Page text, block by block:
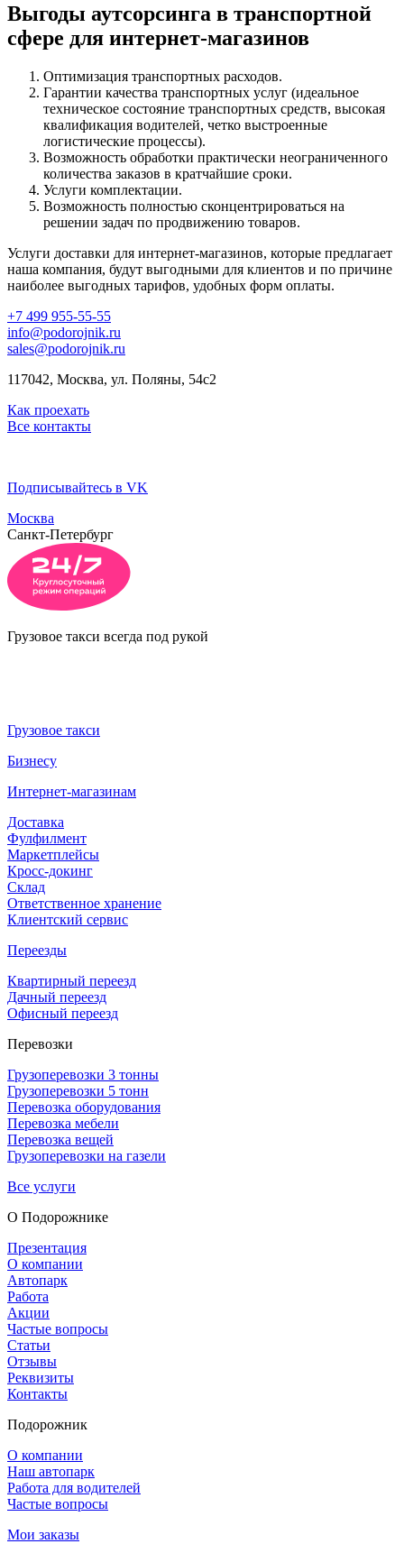
Выгоды аутсорсинга в транспортной
сфере для интернет-магазинов
Оптимизация транспортных расходов.
Гарантии качества транспортных услуг (идеальное
техническое состояние транспортных средств, высокая
квалификация водителей, четко выстроенные
логистические процессы).
Возможность обработки практически неограниченного
количества заказов в кратчайшие сроки.
Услуги комплектации.
Возможность полностью сконцентрироваться на
решении задач по продвижению товаров.
Услуги доставки для интернет-магазинов, которые предлагает
наша компания, будут выгодными для клиентов и по причине
наиболее выгодных тарифов, удобных форм оплаты.
+7 499 955-55-55
info@podorojnik.ru
sales@podorojnik.ru
117042, Москва, ул. Поляны, 54с2
Как проехать
Все контакты
Подписывайтесь в VK
Москва
Санкт-Петербург
Грузовое такси всегда под рукой
Грузовое такси
Бизнесу
Интернет-магазинам
Доставка
Фулфилмент
Маркетплейсы
Кросс-докинг
Склад
Ответственное хранение
Клиентский сервис
Переезды
Квартирный переезд
Дачный переезд
Офисный переезд
Перевозки
Грузоперевозки 3 тонны
Грузоперевозки 5 тонн
Перевозка оборудования
Перевозка мебели
Перевозка вещей
Грузоперевозки на газели
Все услуги
О Подорож­нике
Презентация
О компании
Автопарк
Работа
Акции
Частые вопросы
Статьи
Отзывы
Реквизиты
Контакты
Подорожник
О компании
Наш автопарк
Работа для водителей
Частые вопросы
Мои заказы